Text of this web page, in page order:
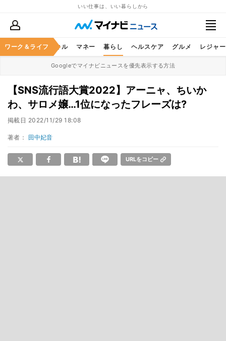
いい仕事は、いい暮らしから
ワーク＆ライフ
ア ビジネススキル マネー 暮らし ヘルスケア グルメ レジャー
Googleでマイナビニュースを優先表示する方法
【SNS流行語大賞2022】アーニャ、ちいか
わ、サロメ嬢…1位になったフレーズは?
掲載日 2022/11/29 18:08
著者： 田中妃音
URLをコピー